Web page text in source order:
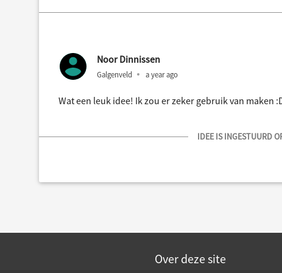
Noor Dinnissen
Galgenveld a year ago
Wat een leuk idee! Ik zou er zeker gebruik van maken
IDEE IS INGESTUURD
Over deze site